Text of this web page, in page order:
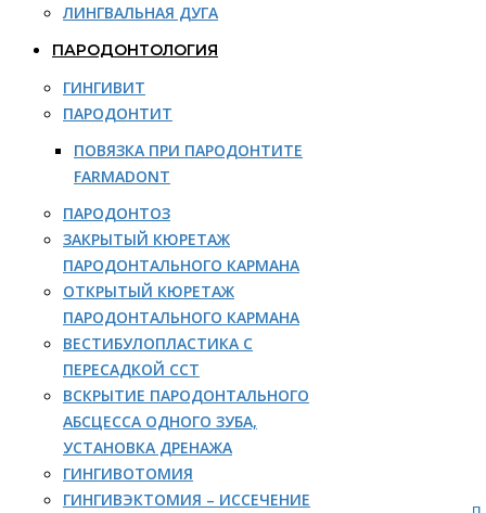
ЛИНГВАЛЬНАЯ ДУГА
ПАРОДОНТОЛОГИЯ
ГИНГИВИТ
ПАРОДОНТИТ
ПОВЯЗКА ПРИ ПАРОДОНТИТЕ
FARMADONT
ПАРОДОНТОЗ
ЗАКРЫТЫЙ КЮРЕТАЖ
ПАРОДОНТАЛЬНОГО КАРМАНА
ОТКРЫТЫЙ КЮРЕТАЖ
ПАРОДОНТАЛЬНОГО КАРМАНА
ВЕСТИБУЛОПЛАСТИКА С
ПЕРЕСАДКОЙ ССТ
ВСКРЫТИЕ ПАРОДОНТАЛЬНОГО
АБСЦЕССА ОДНОГО ЗУБА,
УСТАНОВКА ДРЕНАЖА
ГИНГИВОТОМИЯ
ГИНГИВЭКТОМИЯ – ИССЕЧЕНИЕ